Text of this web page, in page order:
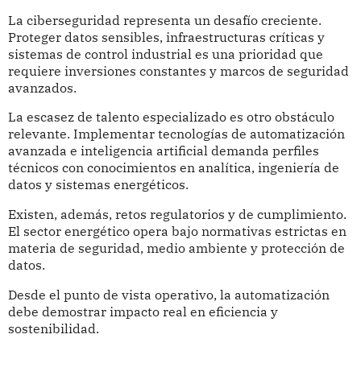
La ciberseguridad representa un desafío creciente.
Proteger datos sensibles, infraestructuras críticas y
sistemas de control industrial es una prioridad que
requiere inversiones constantes y marcos de seguridad
avanzados.
La escasez de talento especializado es otro obstáculo
relevante. Implementar tecnologías de automatización
avanzada e inteligencia artificial demanda perfiles
técnicos con conocimientos en analítica, ingeniería de
datos y sistemas energéticos.
Existen, además, retos regulatorios y de cumplimiento.
El sector energético opera bajo normativas estrictas en
materia de seguridad, medio ambiente y protección de
datos.
Desde el punto de vista operativo, la automatización
debe demostrar impacto real en eficiencia y
sostenibilidad.